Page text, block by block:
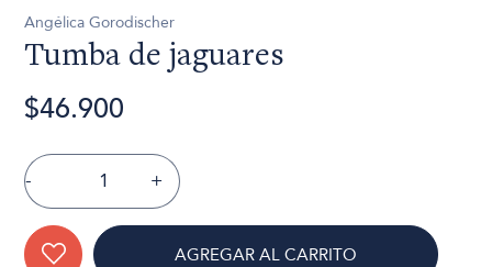
Angélica Gorodischer
Tumba de jaguares
$46.900
- +
AGREGAR AL CARRITO